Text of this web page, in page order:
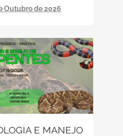
Outubro de 2026
E MANEJO